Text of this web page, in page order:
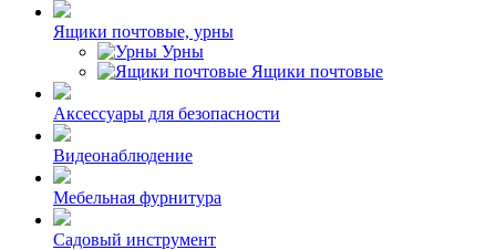
Ящики почтовые, урны
Урны
Ящики почтовые
Аксессуары для безопасности
Видеонаблюдение
Мебельная фурнитура
Садовый инструмент